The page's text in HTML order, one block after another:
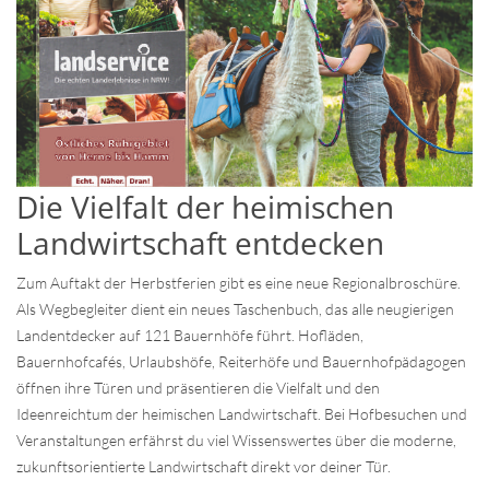
Die Vielfalt der heimischen
Landwirtschaft entdecken
Zum Auftakt der Herbstferien gibt es eine neue Regionalbroschüre.
Als Wegbegleiter dient ein neues Taschenbuch, das alle neugierigen
Landentdecker auf 121 Bauernhöfe führt. Hofläden,
Bauernhofcafés, Urlaubshöfe, Reiterhöfe und Bauernhofpädagogen
öffnen ihre Türen und präsentieren die Vielfalt und den
Ideenreichtum der heimischen Landwirtschaft. Bei Hofbesuchen und
Veranstaltungen erfährst du viel Wissenswertes über die moderne,
zukunftsorientierte Landwirtschaft direkt vor deiner Tür.